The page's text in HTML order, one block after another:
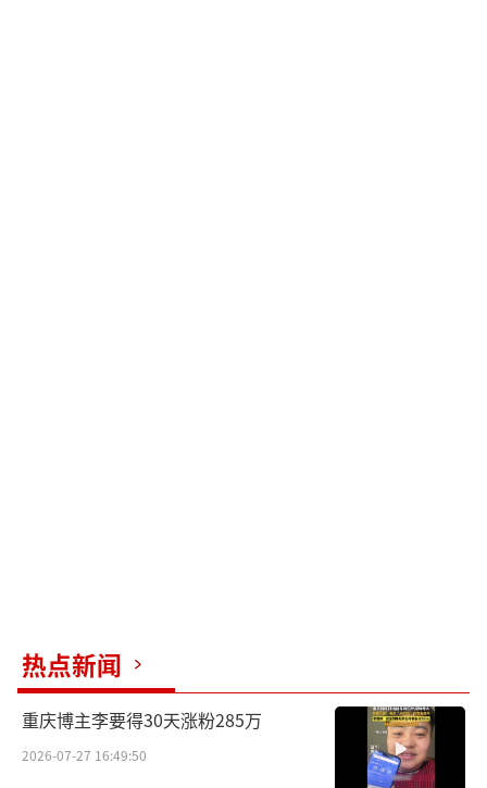
热点新闻
重庆博主李要得30天涨粉285万
2026-07-27 16:49:50